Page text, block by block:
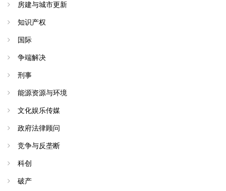
房建与城市更新
知识产权
国际
争端解决
刑事
能源资源与环境
文化娱乐传媒
政府法律顾问
竞争与反垄断
科创
破产